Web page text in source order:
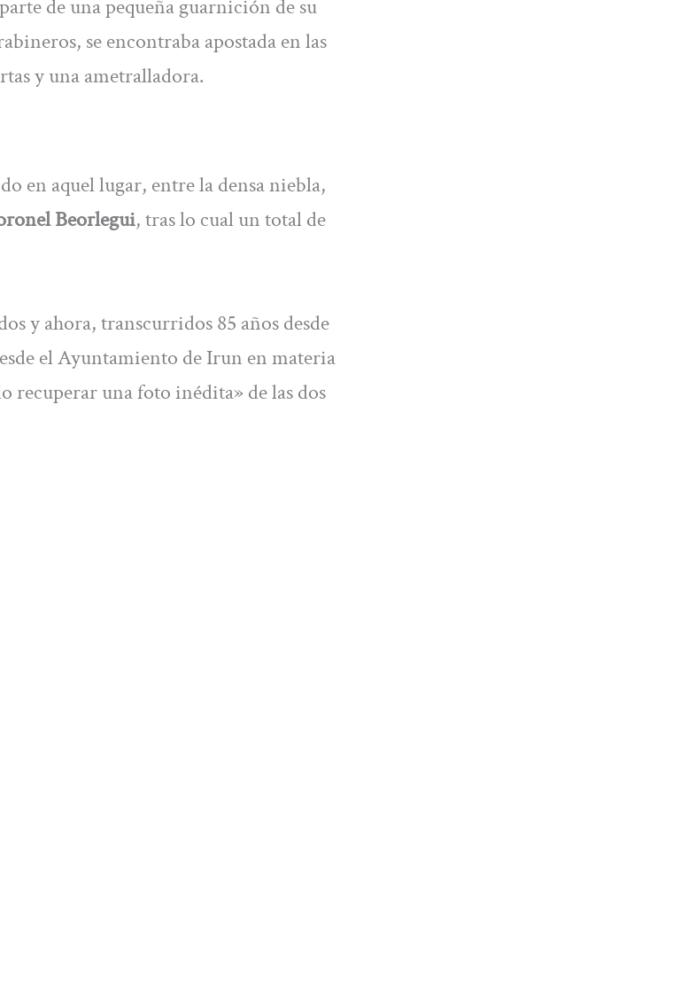
de una pequeña guarnición de su
se encontraba apostada en las
y una ametralladora.
en aquel lugar, entre la densa niebla,
Beorlegui, tras lo cual un total de
y ahora, transcurridos 85 años desde
el Ayuntamiento de Irun en materia
recuperar una foto inédita» de las dos